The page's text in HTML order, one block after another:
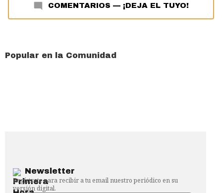
COMENTARIOS — ¡DEJA EL TUYO!
Popular en la Comunidad
Newsletter
Regístrate para recibir a tu email nuestro periódico en su
versión digital.